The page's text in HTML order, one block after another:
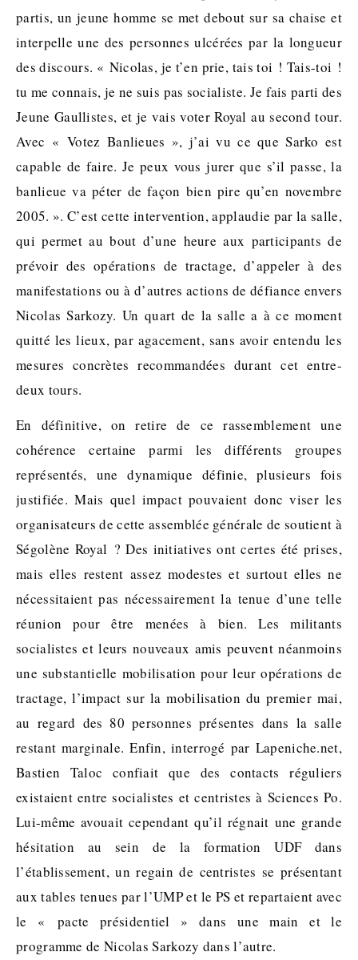
partis, un jeune homme se met debout sur sa chaise et
interpelle une des personnes ulcérées par la longueur
des discours. « Nicolas, je t’en prie, tais toi ! Tais-toi !
tu me connais, je ne suis pas socialiste. Je fais parti des
Jeune Gaullistes, et je vais voter Royal au second tour.
Avec « Votez Banlieues », j’ai vu ce que Sarko est
capable de faire. Je peux vous jurer que s’il passe, la
banlieue va péter de façon bien pire qu’en novembre
2005. ». C’est cette intervention, applaudie par la salle,
qui permet au bout d’une heure aux participants de
prévoir des opérations de tractage, d’appeler à des
manifestations ou à d’autres actions de défiance envers
Nicolas Sarkozy. Un quart de la salle a à ce moment
quitté les lieux, par agacement, sans avoir entendu les
mesures concrètes recommandées durant cet entre-
deux tours.
En définitive, on retire de ce rassemblement une
cohérence certaine parmi les différents groupes
représentés, une dynamique définie, plusieurs fois
justifiée. Mais quel impact pouvaient donc viser les
organisateurs de cette assemblée générale de soutient à
Ségolène Royal ? Des initiatives ont certes été prises,
mais elles restent assez modestes et surtout elles ne
nécessitaient pas nécessairement la tenue d’une telle
réunion pour être menées à bien. Les militants
socialistes et leurs nouveaux amis peuvent néanmoins
une substantielle mobilisation pour leur opérations de
tractage, l’impact sur la mobilisation du premier mai,
au regard des 80 personnes présentes dans la salle
restant marginale. Enfin, interrogé par Lapeniche.net,
Bastien Taloc confiait que des contacts réguliers
existaient entre socialistes et centristes à Sciences Po.
Lui-même avouait cependant qu’il régnait une grande
hésitation au sein de la formation UDF dans
l’établissement, un regain de centristes se présentant
aux tables tenues par l’UMP et le PS et repartaient avec
le « pacte présidentiel » dans une main et le
programme de Nicolas Sarkozy dans l’autre.